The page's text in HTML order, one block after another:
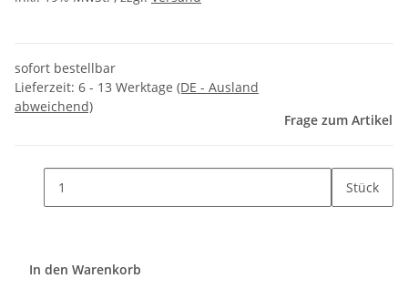
sofort bestellbar
Lieferzeit: 6 - 13 Werktage (DE - Ausland
abweichend)
Frage zum Artikel
Stück
In den Warenkorb